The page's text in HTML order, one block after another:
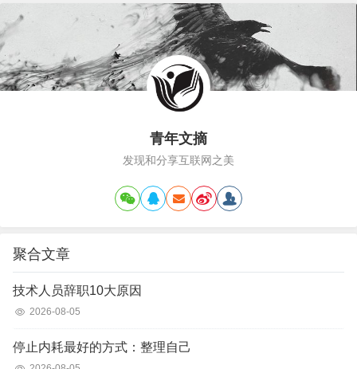
牌：“本店拥有世界…
青年文摘
发现和分享互联网之美
聚合文章
技术人员辞职10大原因
2026-08-05
停止内耗最好的方式：整理自己